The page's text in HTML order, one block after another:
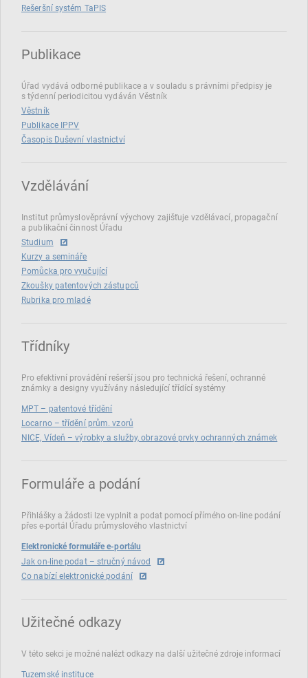
Rešeršní systém TaPIS
Publikace
Úřad vydává odborné publikace a v souladu s právními předpisy je
s týdenní periodicitou vydáván Věstník
Věstník
Publikace IPPV
Časopis Duševní vlastnictví
Vzdělávání
Institut průmyslověprávní výychovy zajišťuje vzdělávací, propagační
a publikační činnost Úřadu
Studium
Kurzy a semináře
Pomůcka pro vyučující
Zkoušky patentových zástupců
Rubrika pro mladé
Třídníky
Pro efektivní provádění rešerší jsou pro technická řešení, ochranné
známky a designy využívány následující třídící systémy
MPT – patentové třídění
Locarno – třídění prům. vzorů
NICE, Vídeň – výrobky a služby, obrazové prvky ochranných známek
Formuláře a podání
Přihlášky a žádosti lze vyplnit a podat pomocí přímého on‑line podání
přes e‑portál Úřadu průmyslového vlastnictví
Elektronické formuláře e-portálu
Jak on-line podat – stručný návod
Co nabízí elektronické podání
Užitečné odkazy
V této sekci je možné nalézt odkazy na další užitečné zdroje informací
Tuzemské instituce